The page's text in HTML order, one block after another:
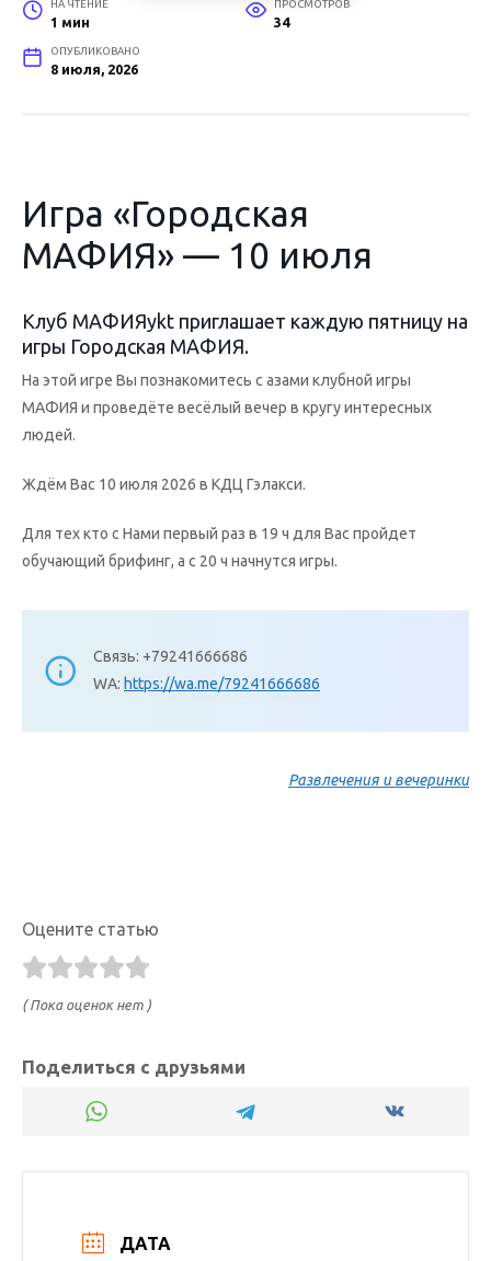
НА ЧТЕНИЕ
1 мин
ПРОСМОТРОВ
34
ОПУБЛИКОВАНО
8 июля, 2026
Игра «Городская
МАФИЯ» — 10 июля
Клуб МАФИЯykt приглашает каждую пятницу на
игры Городская МАФИЯ.
На этой игре Вы познакомитесь с азами клубной игры
МАФИЯ и проведёте весёлый вечер в кругу интересных
людей.
Ждём Вас 10 июля 2026 в КДЦ Гэлакси.
Для тех кто с Нами первый раз в 19 ч для Вас пройдет
обучающий брифинг, а с 20 ч начнутся игры.
Связь: +79241666686
WA: https://wa.me/79241666686
Развлечения и вечеринки
Оцените статью
( Пока оценок нет )
Поделиться с друзьями
ДАТА